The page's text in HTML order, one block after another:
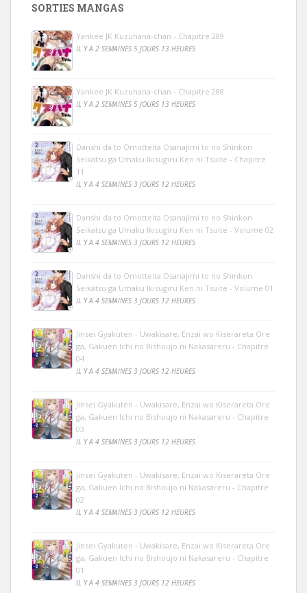
SORTIES MANGAS
Yankee JK Kuzuhana-chan - Chapitre 289
IL Y A 2 SEMAINES 5 JOURS 13 HEURES
Yankee JK Kuzuhana-chan - Chapitre 288
IL Y A 2 SEMAINES 5 JOURS 13 HEURES
Danshi da to Omotteita Osanajimi to no Shinkon
Seikatsu ga Umaku Ikisugiru Ken ni Tsuite - Chapitre
11
IL Y A 4 SEMAINES 3 JOURS 12 HEURES
Danshi da to Omotteita Osanajimi to no Shinkon
Seikatsu ga Umaku Ikisugiru Ken ni Tsuite - Volume 02
IL Y A 4 SEMAINES 3 JOURS 12 HEURES
Danshi da to Omotteita Osanajimi to no Shinkon
Seikatsu ga Umaku Ikisugiru Ken ni Tsuite - Volume 01
IL Y A 4 SEMAINES 3 JOURS 12 HEURES
Jinsei Gyakuten - Uwakisare, Enzai wo Kiserareta Ore
ga, Gakuen Ichi no Bishoujo ni Nakasareru - Chapitre
04
IL Y A 4 SEMAINES 3 JOURS 12 HEURES
Jinsei Gyakuten - Uwakisare, Enzai wo Kiserareta Ore
ga, Gakuen Ichi no Bishoujo ni Nakasareru - Chapitre
03
IL Y A 4 SEMAINES 3 JOURS 12 HEURES
Jinsei Gyakuten - Uwakisare, Enzai wo Kiserareta Ore
ga, Gakuen Ichi no Bishoujo ni Nakasareru - Chapitre
02
IL Y A 4 SEMAINES 3 JOURS 12 HEURES
Jinsei Gyakuten - Uwakisare, Enzai wo Kiserareta Ore
ga, Gakuen Ichi no Bishoujo ni Nakasareru - Chapitre
01
IL Y A 4 SEMAINES 3 JOURS 12 HEURES